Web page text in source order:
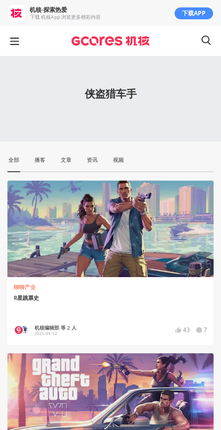
侠盗猎车手
全部 播客 文章 资讯 视频
聊聊产业
R星跳票史
机核编辑部 等 2 人
2025-05-12 43 7
机核-探索热爱
下载 机核App 浏览更多精彩内容 下载APP